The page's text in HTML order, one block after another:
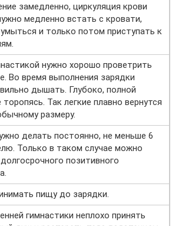
замедленно, циркуляция крови
медленно встать с кровати,
и только потом приступать к
нужно хорошо проветрить
Во время выполнения зарядки
дышать. Глубоко, полной
Так легкие плавно вернутся
размеру.
делать постоянно, не меньше 6
Только в таком случае можно
позитивного
пищу до зарядки.
гимнастики неплохо принять